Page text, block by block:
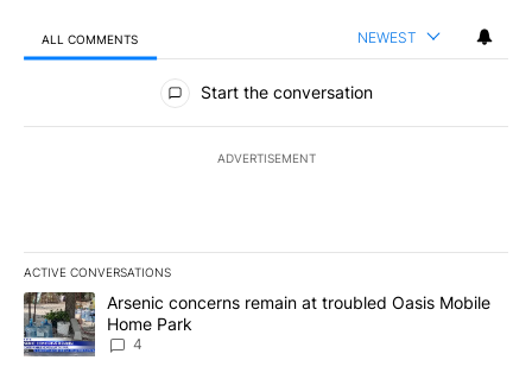
ALL COMMENTS NEWEST
All Comments
Start the conversation
ADVERTISEMENT
ACTIVE CONVERSATIONS
The following is a list of the most commented articles in the last
A trending article titled "Arsenic concerns remain at troubled
Arsenic concerns remain at troubled Oasis Mobile
Home Park
4